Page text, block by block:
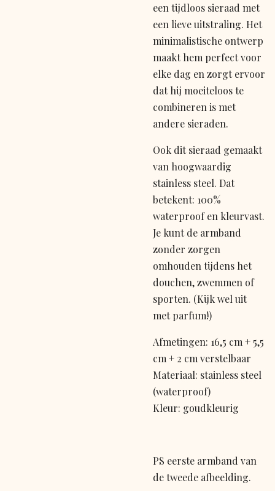
een tijdloos sieraad met
een lieve uitstraling. Het
minimalistische ontwerp
maakt hem perfect voor
elke dag en zorgt ervoor
dat hij moeiteloos te
combineren is met
andere sieraden.
Ook dit sieraad gemaakt
van hoogwaardig
stainless steel. Dat
betekent: 100%
waterproof en kleurvast.
Je kunt de armband
zonder zorgen
omhouden tijdens het
douchen, zwemmen of
sporten. (Kijk wel uit
met parfum!)
Afmetingen: 16,5 cm + 5,5
cm + 2 cm verstelbaar
Materiaal: stainless steel
(waterproof)
Kleur: goudkleurig
PS eerste armband van
de tweede afbeelding.